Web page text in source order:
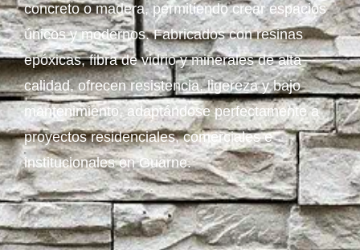
concreto o madera, permitiendo crear espacios
únicos y modernos. Fabricados con resinas
epóxicas, fibra de vidrio y minerales de alta
calidad, ofrecen resistencia, ligereza y bajo
mantenimiento, adaptándose perfectamente a
proyectos residenciales, comerciales e
institucionales en Guarne.